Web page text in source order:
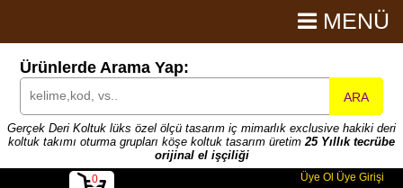
MENÜ
Ürünlerde Arama Yap:
ARA
Gerçek Deri Koltuk lüks özel ölçü tasarım iç mimarlık exclusive hakiki deri
koltuk takımı oturma grupları köşe koltuk tasarım üretim25 Yıllık tecrübe
orijinal el işçiliği
0 Üye Ol Üye Girişi